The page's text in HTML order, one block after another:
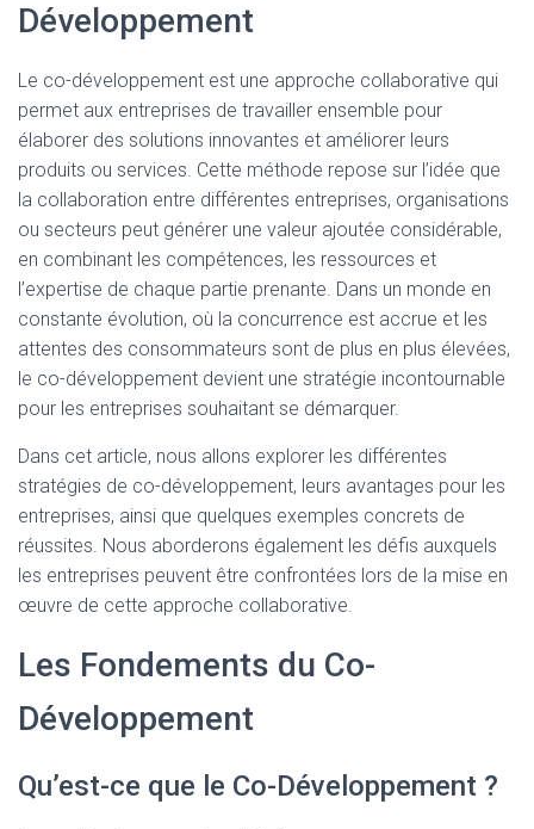
Développement
Le co-développement est une approche collaborative qui
permet aux entreprises de travailler ensemble pour
élaborer des solutions innovantes et améliorer leurs
produits ou services. Cette méthode repose sur l’idée que
la collaboration entre différentes entreprises, organisations
ou secteurs peut générer une valeur ajoutée considérable,
en combinant les compétences, les ressources et
l’expertise de chaque partie prenante. Dans un monde en
constante évolution, où la concurrence est accrue et les
attentes des consommateurs sont de plus en plus élevées,
le co-développement devient une stratégie incontournable
pour les entreprises souhaitant se démarquer.
Dans cet article, nous allons explorer les différentes
stratégies de co-développement, leurs avantages pour les
entreprises, ainsi que quelques exemples concrets de
réussites. Nous aborderons également les défis auxquels
les entreprises peuvent être confrontées lors de la mise en
œuvre de cette approche collaborative.
Les Fondements du Co-
Développement
Qu’est-ce que le Co-Développement ?